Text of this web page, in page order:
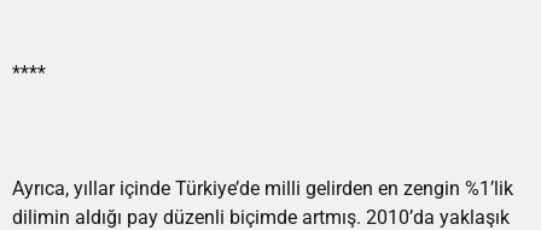
****
Ayrıca, yıllar içinde Türkiye’de milli gelirden en zengin %1’lik
dilimin aldığı pay düzenli biçimde artmış. 2010’da yaklaşık